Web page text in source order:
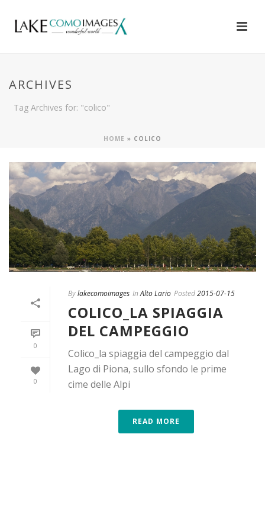
ARCHIVES
Tag Archives for: "colico"
HOME » COLICO
0
0
Bylakecomoimages In Alto Lario Posted2015-07-15
COLICO_LA SPIAGGIA
DEL CAMPEGGIO
Colico_la spiaggia del campeggio dal
Lago di Piona, sullo sfondo le prime
cime delle Alpi
READ MORE